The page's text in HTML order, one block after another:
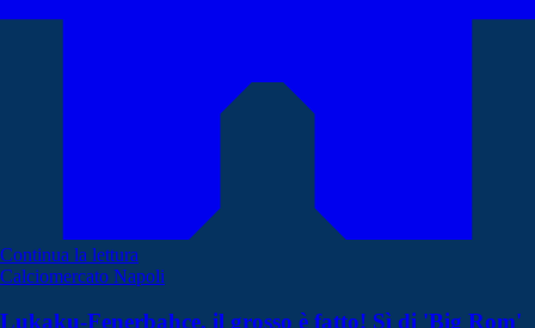
Continua la lettura
Calciomercato Napoli
Lukaku-Fenerbahce, il grosso è fatto! Sì di 'Big Rom'